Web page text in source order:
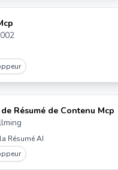
Résumé de Contenu Mcp
Résumé AI